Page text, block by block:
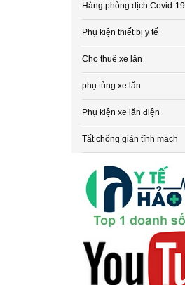
Hàng phòng dịch Covid-19
Phụ kiện thiết bị y tế
Cho thuê xe lăn
phụ tùng xe lăn
Phụ kiện xe lăn điện
Tất chống giãn tĩnh mạch